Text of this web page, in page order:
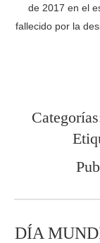
de 2017 en el
fallecido por la
DÍA